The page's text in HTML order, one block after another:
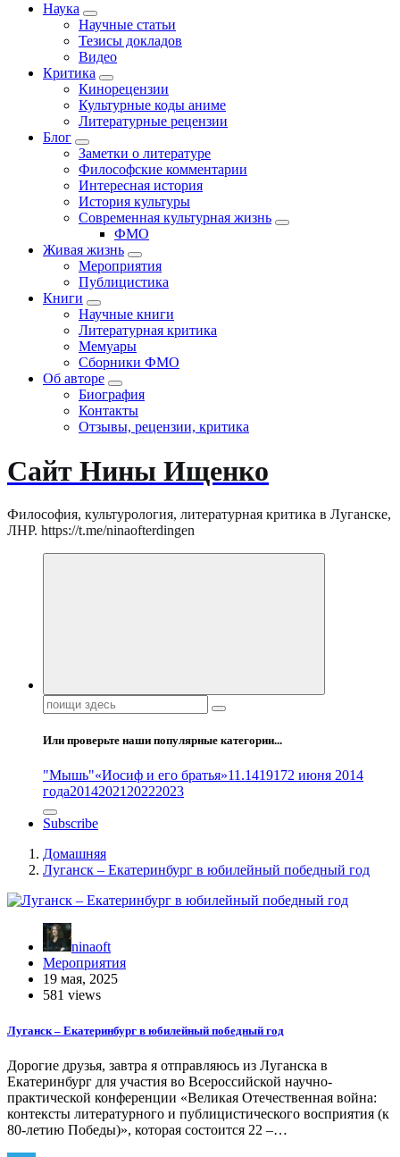
Наука
Научные статьи
Тезисы докладов
Видео
Критика
Кинорецензии
Культурные коды аниме
Литературные рецензии
Блог
Заметки о литературе
Философские комментарии
Интересная история
История культуры
Современная культурная жизнь
ФМО
Живая жизнь
Мероприятия
Публицистика
Книги
Научные книги
Литературная критика
Мемуары
Сборники ФМО
Об авторе
Биография
Контакты
Отзывы, рецензии, критика
Сайт Нины Ищенко
Философия, культурология, литературная критика в Луганске,
ЛНР. https://t.me/ninaofterdingen
Поиск:
Или проверьте наши популярные категории...
"Мышь"«Иосиф и его братья»11.1419172 июня 2014
года2014202120222023
Subscribe
Домашняя
Луганск – Екатеринбург в юбилейный победный год
ninaoft
Мероприятия
19 мая, 2025
581 views
Луганск – Екатеринбург в юбилейный победный год
Дорогие друзья, завтра я отправляюсь из Луганска в
Екатеринбург для участия во Всероссийской научно-
практической конференции «Великая Отечественная война:
контексты литературного и публицистического восприятия (к
80-летию Победы)», которая состоится 22 –…